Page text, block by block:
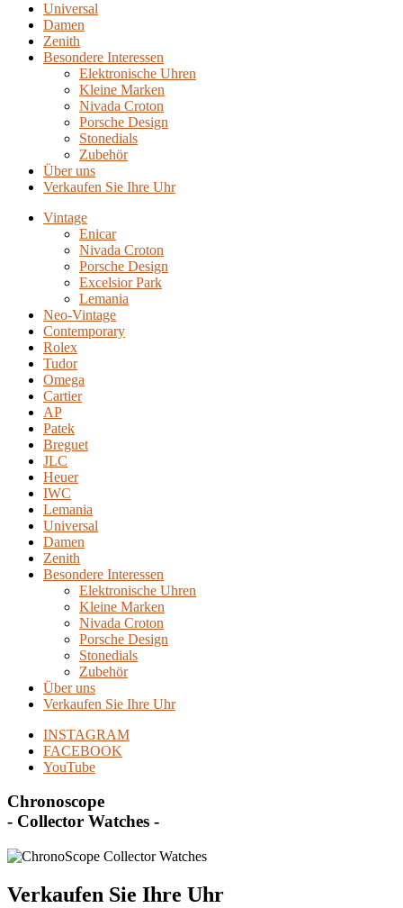
Universal
Damen
Zenith
Besondere Interessen
Elektronische Uhren
Kleine Marken
Nivada Croton
Porsche Design
Stonedials
Zubehör
Über uns
Verkaufen Sie Ihre Uhr
Vintage
Enicar
Nivada Croton
Porsche Design
Excelsior Park
Lemania
Neo-Vintage
Contemporary
Rolex
Tudor
Omega
Cartier
AP
Patek
Breguet
JLC
Heuer
IWC
Lemania
Universal
Damen
Zenith
Besondere Interessen
Elektronische Uhren
Kleine Marken
Nivada Croton
Porsche Design
Stonedials
Zubehör
Über uns
Verkaufen Sie Ihre Uhr
INSTAGRAM
FACEBOOK
YouTube
Chronoscope
- Collector Watches -
Verkaufen Sie Ihre Uhr